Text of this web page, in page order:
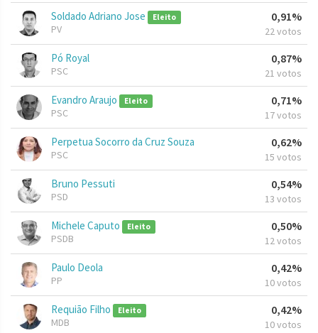
Soldado Adriano Jose Eleito
PV
0,91%
22 votos
Pó Royal
PSC
0,87%
21 votos
Evandro Araujo Eleito
PSC
0,71%
17 votos
Perpetua Socorro da Cruz Souza
PSC
0,62%
15 votos
Bruno Pessuti
PSD
0,54%
13 votos
Michele Caputo Eleito
PSDB
0,50%
12 votos
Paulo Deola
PP
0,42%
10 votos
Requião Filho Eleito
MDB
0,42%
10 votos